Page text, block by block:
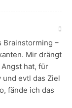
Brainstorming –
Mir drängt
hat, für
evtl das Ziel
fände ich das